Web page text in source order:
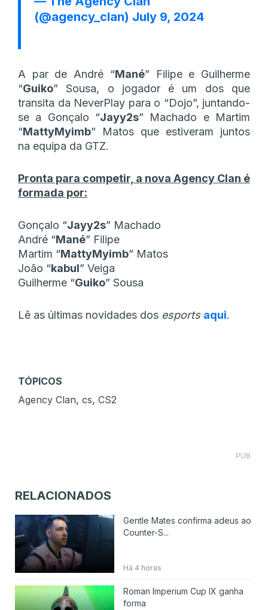
(@agency_clan) July 9, 2024
A par de André “Mané” Filipe e Guilherme
“Guiko” Sousa, o jogador é um dos que
transita da NeverPlay para o “Dojo”, juntando-
se a Gonçalo “Jayy2s” Machado e Martim
“MattyMyimb” Matos que estiveram juntos
na equipa da GTZ.
Pronta para competir, a nova Agency Clan é
formada por:
Gonçalo “Jayy2s” Machado
André “Mané” Filipe
Martim “MattyMyimb” Matos
João “kabul” Veiga
Guilherme “Guiko” Sousa
Lê as últimas novidades dos esports aqui.
TÓPICOS
Agency Clan, cs, CS2
PUB
RELACIONADOS
Gentle Mates confirma adeus ao
Counter-S...
Há 4 horas
Roman Imperium Cup IX ganha
forma